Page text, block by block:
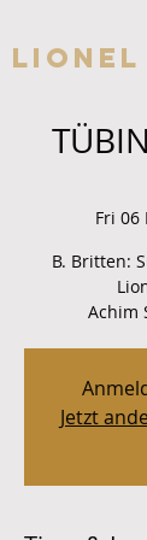
Fri 06
B. Britten:
Achim
Jetzt